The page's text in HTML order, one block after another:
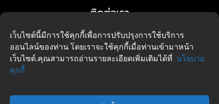
เว็บไซต์นี้มีการใช้คุกกี้เพื่อการปรับปรุงการใช้บริการ
ออนไลน์ของท่าน โดยเราจะใช้คุกกี้เมื่อท่านเข้ามาหน้า
เว็บไซต์.คุณสามารถอ่านรายละเอียดเพิ่มเติมได้ที่ นโยบาย
คุกกี้
ติดต่อเรา
บริษัท ซี.พี.ฟาซิลิตี้ แมเนจเม้นท์ จำกัด
Tel: 02 642 1199 ต่อ 109
Email: info@cpfm.co.th